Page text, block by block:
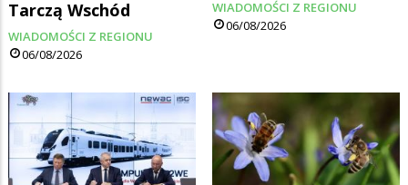
Tarczą Wschód
WIADOMOŚCI Z REGIONU
06/08/2026
WIADOMOŚCI Z REGIONU
06/08/2026